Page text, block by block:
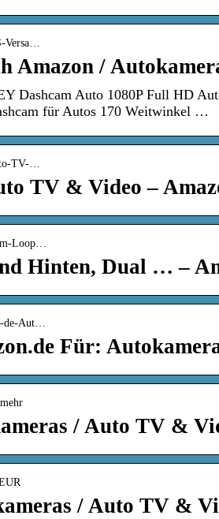
Versa…
Amazon /
Dashcam Auto 1080P Full HD
für Autos 170 Weitwinkel …
TV-…
TV & Video –
Loop…
Hinten, Dual … –
de-Aut…
Für:
/ Auto TV &
/ Auto TV &